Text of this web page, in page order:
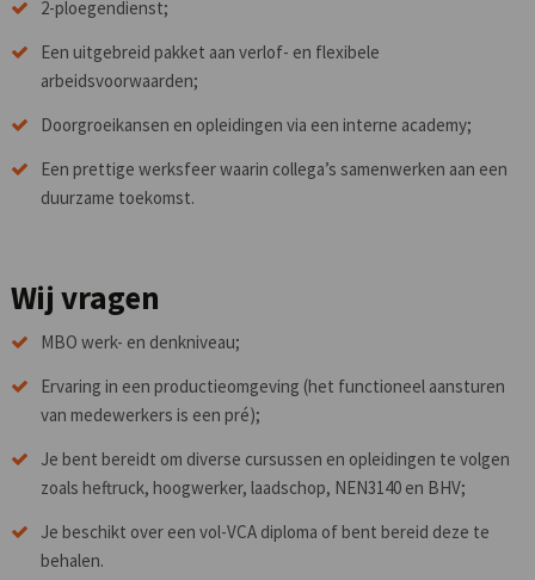
2-ploegendienst;
Een uitgebreid pakket aan verlof- en flexibele
arbeidsvoorwaarden;
Doorgroeikansen en opleidingen via een interne academy;
Een prettige werksfeer waarin collega’s samenwerken aan een
duurzame toekomst.
Wij vragen
MBO werk- en denkniveau;
Ervaring in een productieomgeving (het functioneel aansturen
van medewerkers is een pré);
Je bent bereidt om diverse cursussen en opleidingen te volgen
zoals heftruck, hoogwerker, laadschop, NEN3140 en BHV;
Je beschikt over een vol-VCA diploma of bent bereid deze te
behalen.